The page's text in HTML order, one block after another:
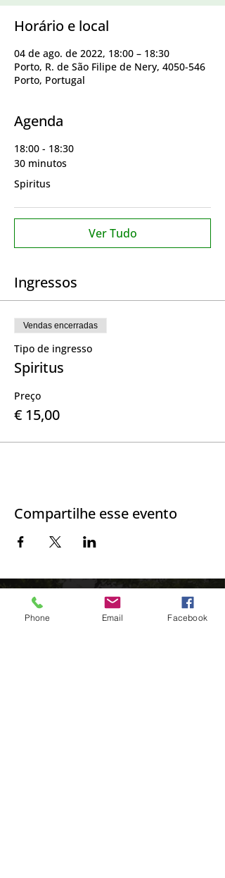
Horário e local
04 de ago. de 2022, 18:00 – 18:30
Porto, R. de São Filipe de Nery, 4050-546
Porto, Portugal
Agenda
18:00 - 18:30
30 minutos
Spiritus
Ver Tudo
Ingressos
Vendas encerradas
Tipo de ingresso
Spiritus
Preço
€ 15,00
Compartilhe esse evento
Phone Email Facebook